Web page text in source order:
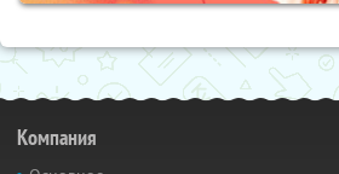
Компания